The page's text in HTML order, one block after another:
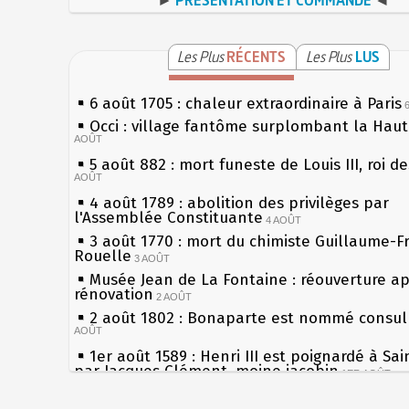
Les PlusRÉCENTS Les Plus LUS
6 août 1705 : chaleur extraordinaire à Paris
Occi : village fantôme surplombant la
AOÛT
5 août 882 : mort funeste de Louis III, roi
AOÛT
4 août 1789 : abolition des privilèges par
l'Assemblée Constituante 4 AOÛT
3 août 1770 : mort du chimiste Guillaume-
Rouelle 3 AOÛT
Musée Jean de La Fontaine : réouverture
rénovation 2 AOÛT
2 août 1802 : Bonaparte est nommé
AOÛT
1er août 1589 : Henri III est poignardé à
par Jacques Clément, moine jacobin 1ER AOÛT